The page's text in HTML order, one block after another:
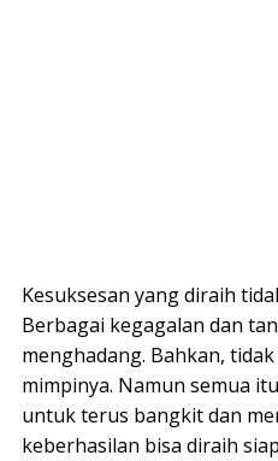
Kesuksesan yang diraih
Berbagai kegagalan dan
menghadang. Bahkan,
mimpinya. Namun semua
untuk terus bangkit dan
keberhasilan bisa diraih